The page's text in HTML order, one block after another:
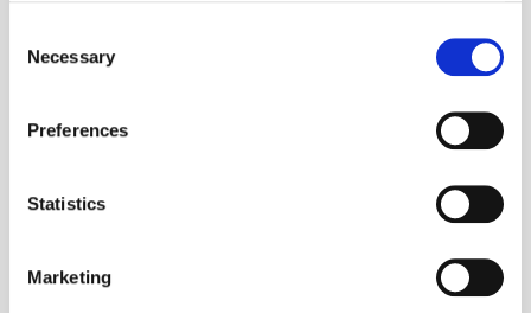
the Privacy trigger icon.
Collect information about your geographical location
Identify your device by actively scanning it for
Find out more about how your personal data is processed
and set your preferences in the
Selection
Necessary
Preferences
Statistics
Marketing
Foto: © lightfieldstudios/123RF.com
Wie einfache Maßnahmen zu gesundem Schlaf